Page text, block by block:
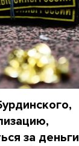
за деньги